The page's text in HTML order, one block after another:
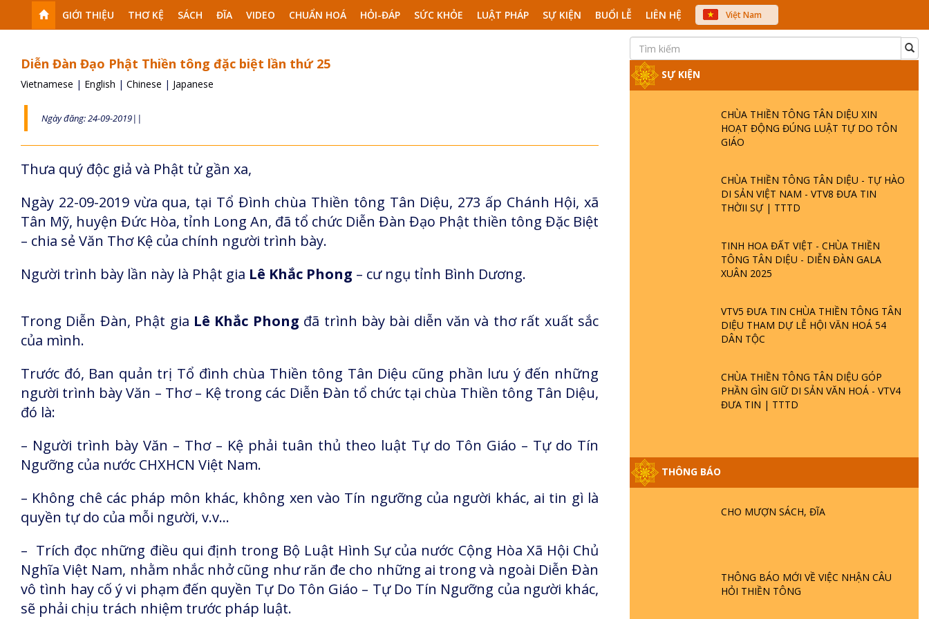
GIỚI THIỆU THƠ KỆ SÁCH ĐĨA VIDEO CHUẨN HOÁ HỎI-ĐÁP SỨC KHỎE LUẬT PHÁP SỰ KIỆN BUỔI LỄ LIÊN HỆ
Việt Nam
中文
Diễn Đàn Đạo Phật Thiền tông đặc biệt lần thứ 25
Vietnamese | English | Chinese | Japanese
Ngày đăng: 24-09-2019||
Thưa quý độc giả và Phật tử gần xa,
Ngày 22-09-2019 vừa qua, tại Tổ Đình chùa Thiền tông Tân Diệu, 273 ấp Chánh Hội, xã
Tân Mỹ, huyện Đức Hòa, tỉnh Long An, đã tổ chức Diễn Đàn Đạo Phật thiền tông Đặc Biệt
– chia sẻ Văn Thơ Kệ của chính người trình bày.
Người trình bày lần này là Phật gia Lê Khắc Phong – cư ngụ tỉnh Bình Dương.
Trong Diễn Đàn, Phật gia Lê Khắc Phong đã trình bày bài diễn văn và thơ rất xuất sắc
của mình.
Trước đó, Ban quản trị Tổ đình chùa Thiền tông Tân Diệu cũng phần lưu ý đến những
người trình bày Văn – Thơ – Kệ trong các Diễn Đàn tổ chức tại chùa Thiền tông Tân Diệu,
đó là:
– Người trình bày Văn – Thơ – Kệ phải tuân thủ theo luật Tự do Tôn Giáo – Tự do Tín
Ngưỡng của nước CHXHCN Việt Nam.
– Không chê các pháp môn khác, không xen vào Tín ngưỡng của người khác, ai tin gì là
quyền tự do của mỗi người, v.v…
– Trích đọc những điều qui định trong Bộ Luật Hình Sự của nước Cộng Hòa Xã Hội Chủ
Nghĩa Việt Nam, nhằm nhắc nhở cũng như răn đe cho những ai trong và ngoài Diễn Đàn
vô tình hay cố ý vi phạm đến quyền Tự Do Tôn Giáo – Tự Do Tín Ngưỡng của người khác,
sẽ phải chịu trách nhiệm trước pháp luật.
SỰ KIỆN
CHÙA THIỀN TÔNG TÂN DIỆU XIN
HOẠT ĐỘNG ĐÚNG LUẬT TỰ DO TÔN
GIÁO
CHÙA THIỀN TÔNG TÂN DIỆU - TỰ HÀO
DI SẢN VIỆT NAM - VTV8 ĐƯA TIN
THỜII SỰ | TTTD
TINH HOA ĐẤT VIỆT - CHÙA THIỀN
TÔNG TÂN DIỆU - DIỄN ĐÀN GALA
XUÂN 2025
VTV5 ĐƯA TIN CHÙA THIỀN TÔNG TÂN
DIỆU THAM DỰ LỄ HỘI VĂN HOÁ 54
DÂN TỘC
CHÙA THIỀN TÔNG TÂN DIỆU GÓP
PHẦN GÌN GIỮ DI SẢN VĂN HOÁ - VTV4
ĐƯA TIN | TTTD
THÔNG BÁO
CHO MƯỢN SÁCH, ĐĨA
THÔNG BÁO MỚI VỀ VIỆC NHẬN CÂU
HỎI THIỀN TÔNG
HỘI GÌ? TỬ VÌ ĐẠO
PHẬT GIỚI CÓ THỜI GIAN KHÔNG? |
TTTD